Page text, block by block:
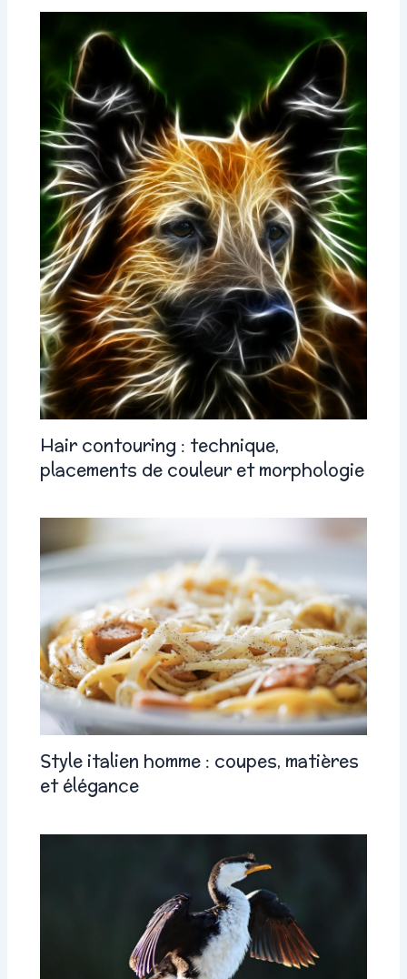
Hair contouring : technique,
placements de couleur et morphologie
Style italien homme : coupes, matières
et élégance